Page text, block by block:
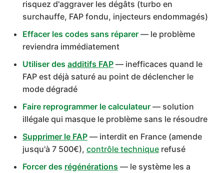
risquez d'aggraver les dégâts (turbo en
surchauffe, FAP fondu, injecteurs endommagés)
Effacer les codes sans réparer — le problème
reviendra immédiatement
Utiliser des additifs FAP — inefficaces quand le
FAP est déjà saturé au point de déclencher le
mode dégradé
Faire reprogrammer le calculateur — solution
illégale qui masque le problème sans le résoudre
Supprimer le FAP — interdit en France (amende
jusqu'à 7 500€), contrôle technique refusé
Forcer des régénérations — le système les a